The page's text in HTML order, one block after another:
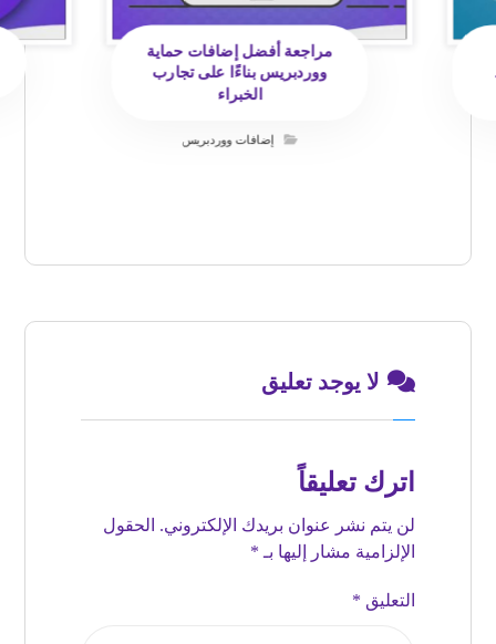
مراجعة أفضل إضافات حماية
ووردبريس بناءًا على تجارب
الخبراء
إضافات ووردبريس
لا يوجد تعليق
اترك تعليقاً
لن يتم نشر عنوان بريدك الإلكتروني. الحقول
الإلزامية مشار إليها بـ *
التعليق *